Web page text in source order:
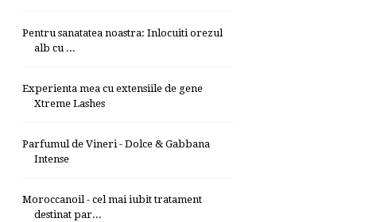
Pentru sanatatea noastra: Inlocuiti orezul
alb cu ...
Experienta mea cu extensiile de gene
Xtreme Lashes
Parfumul de Vineri - Dolce & Gabbana
Intense
Moroccanoil - cel mai iubit tratament
destinat par...